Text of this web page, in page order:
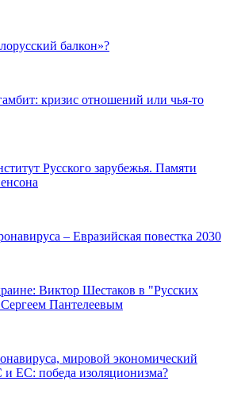
балкон»?
кризис отношений или чья-то
Русского зарубежья. Памяти
– Евразийская повестка 2030
Виктор Шестаков в "Русских
Сергеем Пантелеевым
мировой экономический
ЕС: победа изоляционизма?